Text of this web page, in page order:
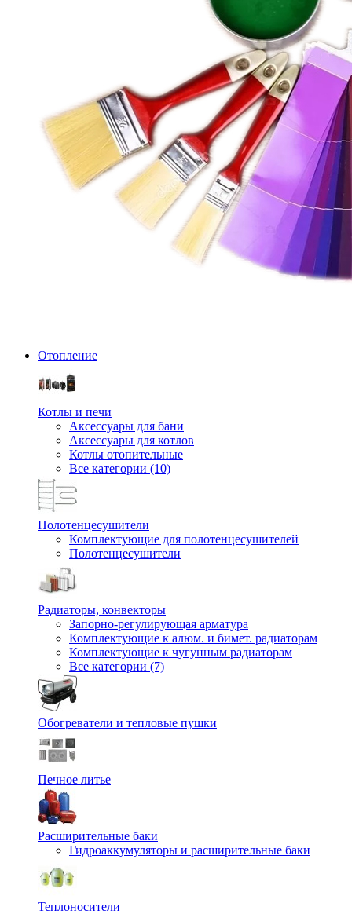
Отопление
Котлы и печи
Аксессуары для бани
Аксессуары для котлов
Котлы отопительные
Все категории (10)
Полотенцесушители
Комплектующие для полотенцесушителей
Полотенцесушители
Радиаторы, конвекторы
Запорно-регулирующая арматура
Комплектующие к алюм. и бимет. радиаторам
Комплектующие к чугунным радиаторам
Все категории (7)
Обогреватели и тепловые пушки
Печное литье
Расширительные баки
Гидроаккумуляторы и расширительные баки
Теплоносители